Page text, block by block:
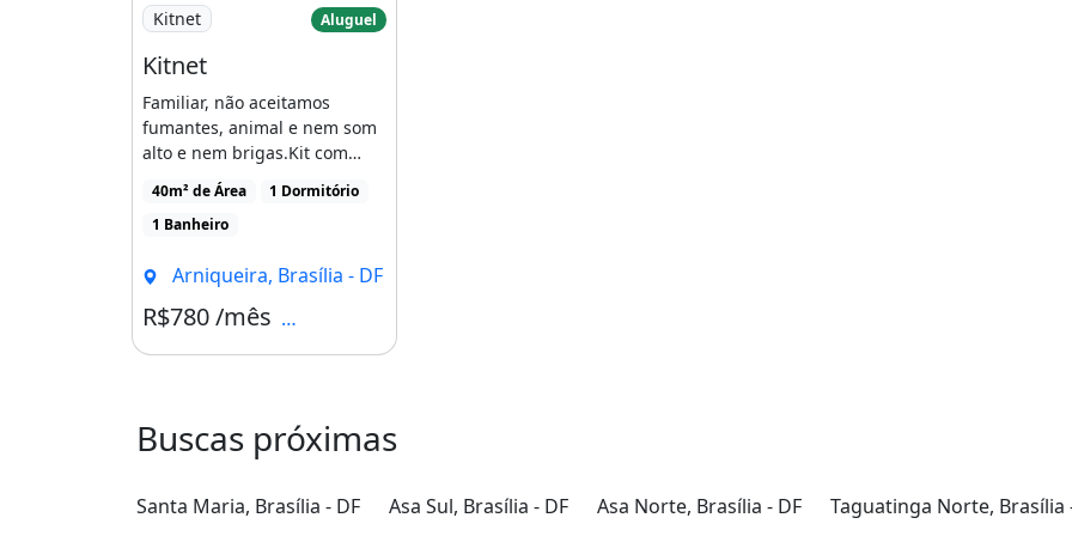
Imagem: Kitnet
Kitnet Aluguel
Kitnet
Familiar, não aceitamos
fumantes, animal e nem som
alto e nem brigas.Kit com
sacada.Favor agendar horário
[...]
40m² de Área
1 Dormitório
1 Banheiro
Arniqueira, Brasília - DF
R$780 /mês Condomínio R$30
Buscas próximas
Santa Maria, Brasília - DF Asa Sul, Brasília - DF Asa Norte, Brasília - DF Taguatinga Norte, Brasília